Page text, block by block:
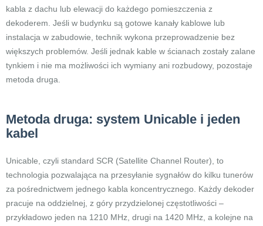
kabla z dachu lub elewacji do każdego pomieszczenia z
dekoderem. Jeśli w budynku są gotowe kanały kablowe lub
instalacja w zabudowie, technik wykona przeprowadzenie bez
większych problemów. Jeśli jednak kable w ścianach zostały zalane
tynkiem i nie ma możliwości ich wymiany ani rozbudowy, pozostaje
metoda druga.
Metoda druga: system Unicable i jeden
kabel
Unicable, czyli standard SCR (Satellite Channel Router), to
technologia pozwalająca na przesyłanie sygnałów do kilku tunerów
za pośrednictwem jednego kabla koncentrycznego. Każdy dekoder
pracuje na oddzielnej, z góry przydzielonej częstotliwości –
przykładowo jeden na 1210 MHz, drugi na 1420 MHz, a kolejne na